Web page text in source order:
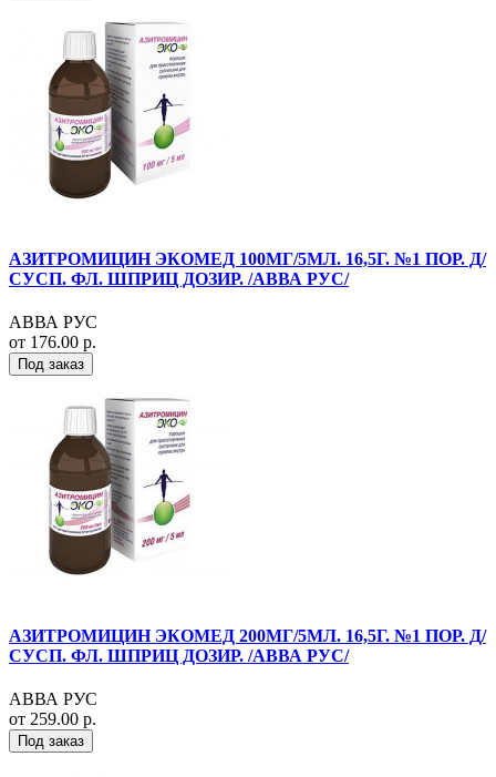
АЗИТРОМИЦИН ЭКОМЕД 100МГ/5МЛ. 16,5Г. №1 ПОР. Д/
СУСП. ФЛ. ШПРИЦ ДОЗИР. /АВВА РУС/
АВВА РУС
от 176.00 р.
Под заказ
АЗИТРОМИЦИН ЭКОМЕД 200МГ/5МЛ. 16,5Г. №1 ПОР. Д/
СУСП. ФЛ. ШПРИЦ ДОЗИР. /АВВА РУС/
АВВА РУС
от 259.00 р.
Под заказ